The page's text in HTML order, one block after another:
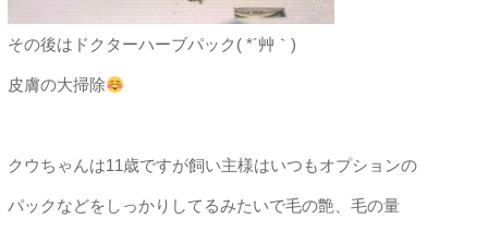
その後はドクターハーブパック( *´艸｀)
皮膚の大掃除
クウちゃんは11歳ですが飼い主様はいつもオプションの
パックなどをしっかりしてるみたいで毛の艶、毛の量